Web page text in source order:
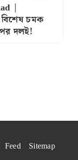
|
চমক
দলই!
Feed
Sitemap